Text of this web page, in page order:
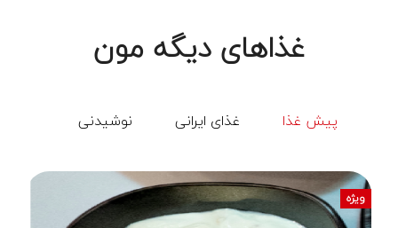
غذاهای دیگه مون
پیش غذا غذای ایرانی نوشیدنی
ویژه